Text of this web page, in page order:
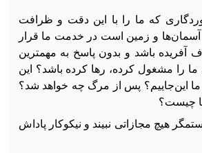
که ما را با این دقت و ظرافت
آسمان‌ها و زمین است در خدمت ما قرار
آفریده باشد و بدون پاسخ به مهمترین
را مشغول کرده، رها کرده باشد؟ این
این‌جاییم؟ پس از مرگ چه خواهد شد؟
چیست؟
هیچ مجازاتی نبیند و نیکوکار پاداش